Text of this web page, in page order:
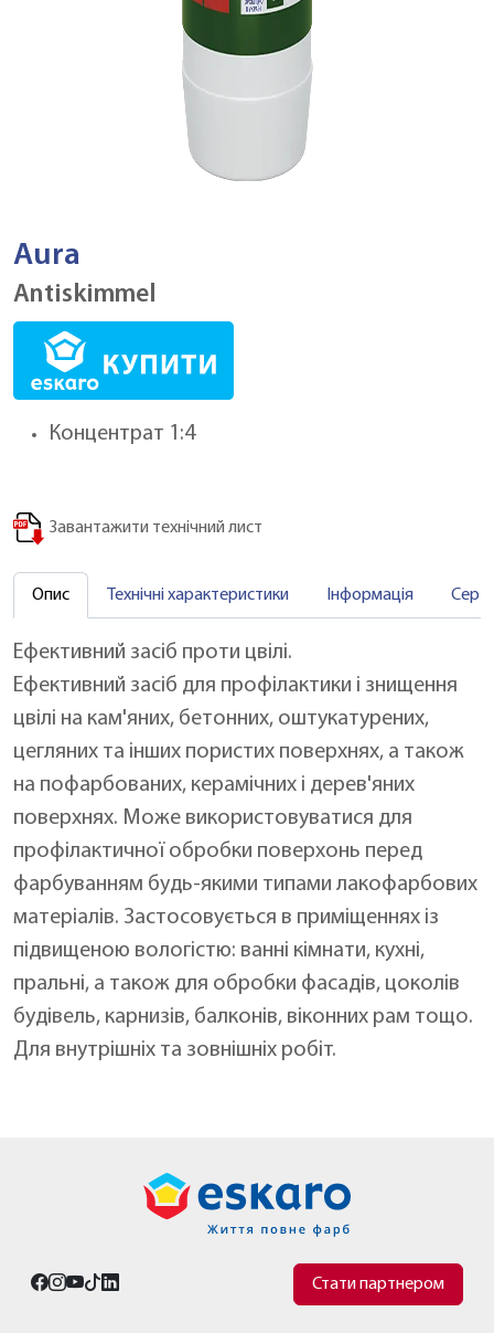
Aura
Antiskimmel
Концентрат 1:4
Завантажити технічний лист
Опис Технічні характеристики Інформація
Ефективний засіб проти цвілі.
Ефективний засіб для профілактики і знищення
цвілі на кам'яних, бетонних, оштукатурених,
цегляних та інших пористих поверхнях, а також
на пофарбованих, керамічних і дерев'яних
поверхнях. Може використовуватися для
профілактичної обробки поверхонь перед
фарбуванням будь-якими типами лакофарбових
матеріалів. Застосовується в приміщеннях із
підвищеною вологістю: ванні кімнати, кухні,
пральні, а також для обробки фасадів, цоколів
будівель, карнизів, балконів, віконних рам тощо.
Для внутрішніх та зовнішніх робіт.
Стати партнером